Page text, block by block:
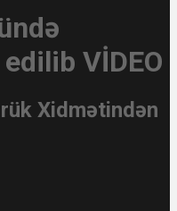
VİDEO
Xidmətindən